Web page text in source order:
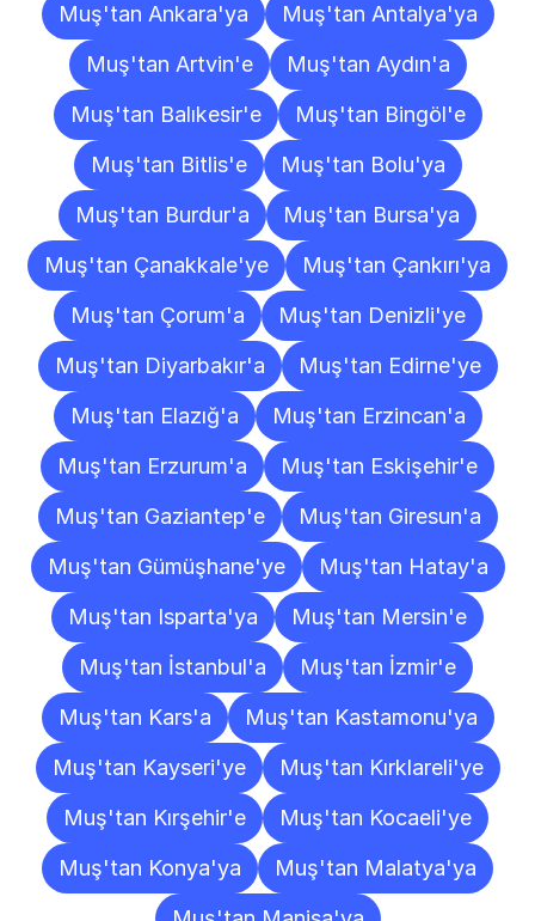
Muş'tan Ankara'ya
Muş'tan Antalya'ya
Muş'tan Artvin'e
Muş'tan Aydın'a
Muş'tan Balıkesir'e
Muş'tan Bingöl'e
Muş'tan Bitlis'e
Muş'tan Bolu'ya
Muş'tan Burdur'a
Muş'tan Bursa'ya
Muş'tan Çanakkale'ye
Muş'tan Çankırı'ya
Muş'tan Çorum'a
Muş'tan Denizli'ye
Muş'tan Diyarbakır'a
Muş'tan Edirne'ye
Muş'tan Elazığ'a
Muş'tan Erzincan'a
Muş'tan Erzurum'a
Muş'tan Eskişehir'e
Muş'tan Gaziantep'e
Muş'tan Giresun'a
Muş'tan Gümüşhane'ye
Muş'tan Hatay'a
Muş'tan Isparta'ya
Muş'tan Mersin'e
Muş'tan İstanbul'a
Muş'tan İzmir'e
Muş'tan Kars'a
Muş'tan Kastamonu'ya
Muş'tan Kayseri'ye
Muş'tan Kırklareli'ye
Muş'tan Kırşehir'e
Muş'tan Kocaeli'ye
Muş'tan Konya'ya
Muş'tan Malatya'ya